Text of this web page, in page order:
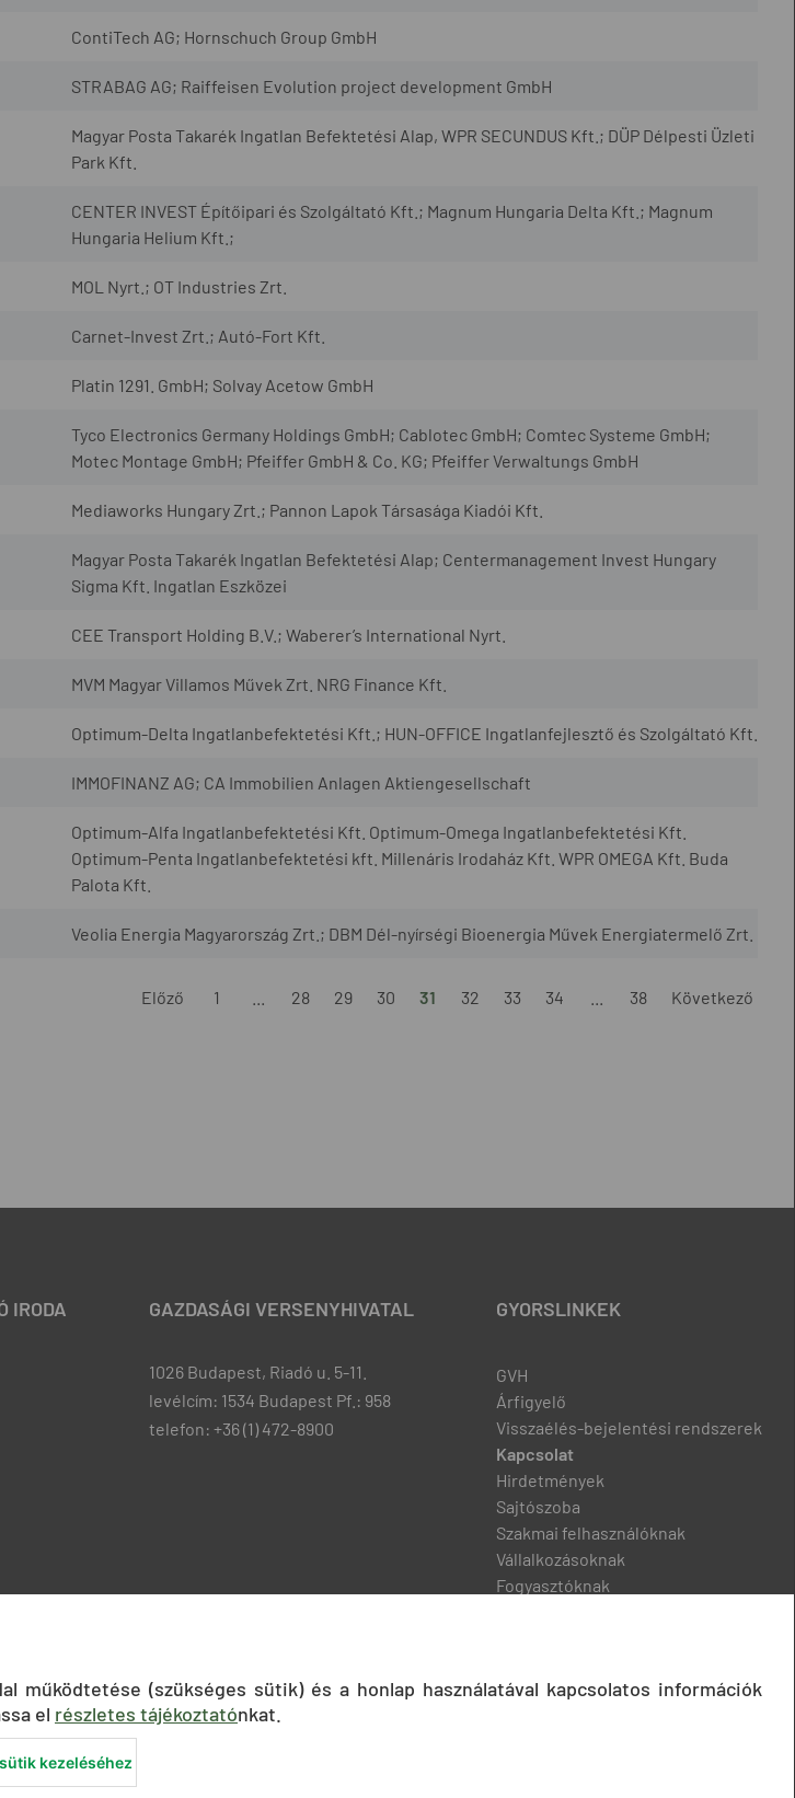
ContiTech AG; Hornschuch Group GmbH
STRABAG AG; Raiffeisen Evolution project development GmbH
Magyar Posta Takarék Ingatlan Befektetési Alap, WPR SECUNDUS Kft.; DÜP Délpesti Üzleti
Park Kft.
CENTER INVEST Építőipari és Szolgáltató Kft.; Magnum Hungaria Delta Kft.; Magnum
Hungaria Helium Kft.;
MOL Nyrt.; OT Industries Zrt.
Carnet-Invest Zrt.; Autó-Fort Kft.
Platin 1291. GmbH; Solvay Acetow GmbH
Tyco Electronics Germany Holdings GmbH; Cablotec GmbH; Comtec Systeme GmbH;
Motec Montage GmbH; Pfeiffer GmbH & Co. KG; Pfeiffer Verwaltungs GmbH
Mediaworks Hungary Zrt.; Pannon Lapok Társasága Kiadói Kft.
Magyar Posta Takarék Ingatlan Befektetési Alap; Centermanagement Invest Hungary
Sigma Kft. Ingatlan Eszközei
CEE Transport Holding B.V.; Waberer’s International Nyrt.
MVM Magyar Villamos Művek Zrt. NRG Finance Kft.
Optimum-Delta Ingatlanbefektetési Kft.; HUN-OFFICE Ingatlanfejlesztő és Szolgáltató Kft.
IMMOFINANZ AG; CA Immobilien Anlagen Aktiengesellschaft
Optimum-Alfa Ingatlanbefektetési Kft. Optimum-Omega Ingatlanbefektetési Kft.
Optimum-Penta Ingatlanbefektetési kft. Millenáris Irodaház Kft. WPR OMEGA Kft. Buda
Palota Kft.
Veolia Energia Magyarország Zrt.; DBM Dél-nyírségi Bioenergia Művek Energiatermelő Zrt.
Előző 1 28 29 30 31 32 33 34 38 Következő
IRODA GAZDASÁGI VERSENYHIVATAL
1026 Budapest, Riadó u. 5-11.
levélcím: 1534 Budapest Pf.: 958
telefon: +36 (1) 472-8900
GYORSLINKEK
GVH
Árfigyelő
Visszaélés-bejelentési rendszerek
Kapcsolat
Hirdetmények
Sajtószoba
Szakmai felhasználóknak
Vállalkozásoknak
Fogyasztóknak
Süti beállítások
működtetése (szükséges sütik) és a honlap használatával kapcsolatos információk
el részletes tájékoztatónkat.
kezeléséhez